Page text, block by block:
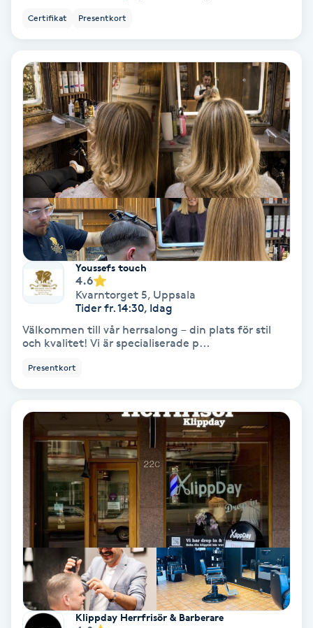
Naglar borttagning
Naglar reparation
Naprapati
Navelpiercing
NBE-massage
Ny frisyr
Ombre brows
Ombre naglar
Optiker
Ortobionomi
Ortopedi
Certifikat Presentkort
Youssefs touch
4.6
Kvarntorget 5, Uppsala
Tider fr. 14:30, Idag
Välkommen till vår herrsalong – din plats för stil
och kvalitet! Vi är specialiserade p...
Presentkort
Klippday Herrfrisör & Barberare